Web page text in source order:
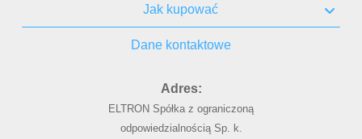
Jak kupować
Dane kontaktowe
Adres:
ELTRON Spółka z ograniczoną
odpowiedzialnością Sp. k.